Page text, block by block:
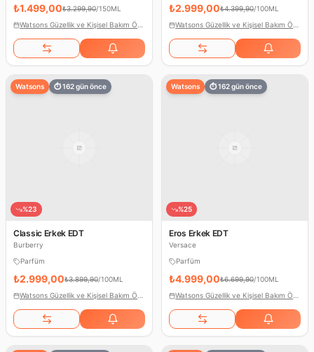
₺1.499,00₺3.299,90/150ML
₺2.999,00₺4.399,90/100ML
Watsons ⏱162gün önce
%23
Classic Erkek EDT
Burberry
Parfüm
₺2.999,00₺3.899,90/100ML
Watsons ⏱162gün önce
%25
Eros Erkek EDT
Versace
Parfüm
₺4.999,00₺6.699,90/100ML